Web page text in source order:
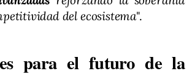
del ecosistema".
para el futuro de la